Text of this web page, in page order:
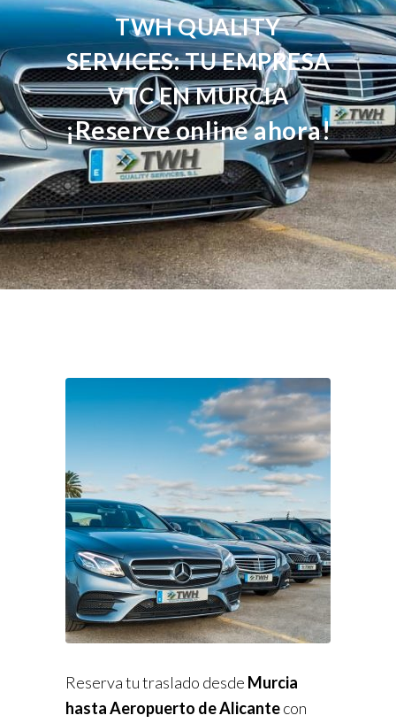
TWH QUALITY
SERVICES: TU EMPRESA
VTC EN MURCIA
¡Reserve online ahora!
Reserva tu traslado desde Murcia
hasta Aeropuerto de Alicantecon